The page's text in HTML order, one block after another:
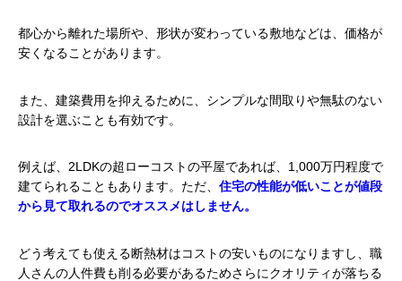
都心から離れた場所や、形状が変わっている敷地などは、価格が
安くなることがあります。
また、建築費用を抑えるために、シンプルな間取りや無駄のない
設計を選ぶことも有効です。
例えば、2LDKの超ローコストの平屋であれば、1,000万円程度で
建てられることもあります。ただ、 住宅の性能が低いことが値段
から見て取れるのでオススメはしません。
どう考えても使える断熱材はコストの安いものになりますし、職
人さんの人件費も削る必要があるためさらにクオリティが落ちる